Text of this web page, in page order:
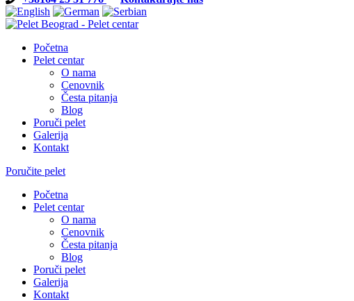
Početna
Pelet centar
O nama
Cenovnik
Česta pitanja
Blog
Poruči pelet
Galerija
Kontakt
Poručite pelet
Početna
Pelet centar
O nama
Cenovnik
Česta pitanja
Blog
Poruči pelet
Galerija
Kontakt